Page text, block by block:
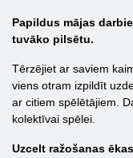
Papildus mājas
tuvāko pilsētu.
Tērzējiet ar saviem
viens otram izpildīt
ar citiem spēlētājiem.
kolektīvai spēlei.
Uzcelt ražošanas